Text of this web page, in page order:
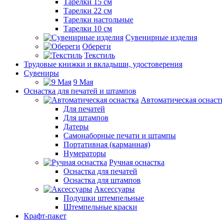
Тарелки 15 см
Тарелки 22 см
Тарелки настольные
Тарелки 10 см
Сувенирные изделия
Обереги
Текстиль
Трудовые книжки и вкладыши, удостоверения
Сувениры
9 Мая
Оснастка для печатей и штампов
Автоматическая
Для печатей
Для штампов
Датеры
Самонаборные печати и штампы
Портативная (карманная)
Нумераторы
Ручная оснастка
Оснастка для печатей
Оснастка для штампов
Аксессуары
Подушки штемпельные
Штемпельные краски
Крафт-пакет